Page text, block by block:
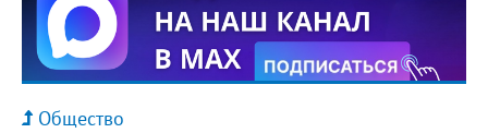
Общество